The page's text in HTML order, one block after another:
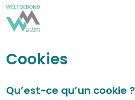
Cookies
Qu’est-ce qu’un cookie ?